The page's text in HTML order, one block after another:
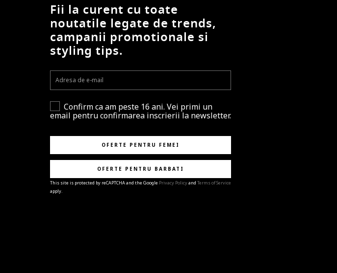
Fii la curent cu toate
noutatile legate de trends,
campanii promotionale si
styling tips.
Confirm ca am peste 16 ani. Vei primi un
email pentru confirmarea inscrierii la newsletter.
OFERTE PENTRU FEMEI
OFERTE PENTRU BARBATI
This site is protected by reCAPTCHA and the Google Privacy Policyand Terms of Service
apply.